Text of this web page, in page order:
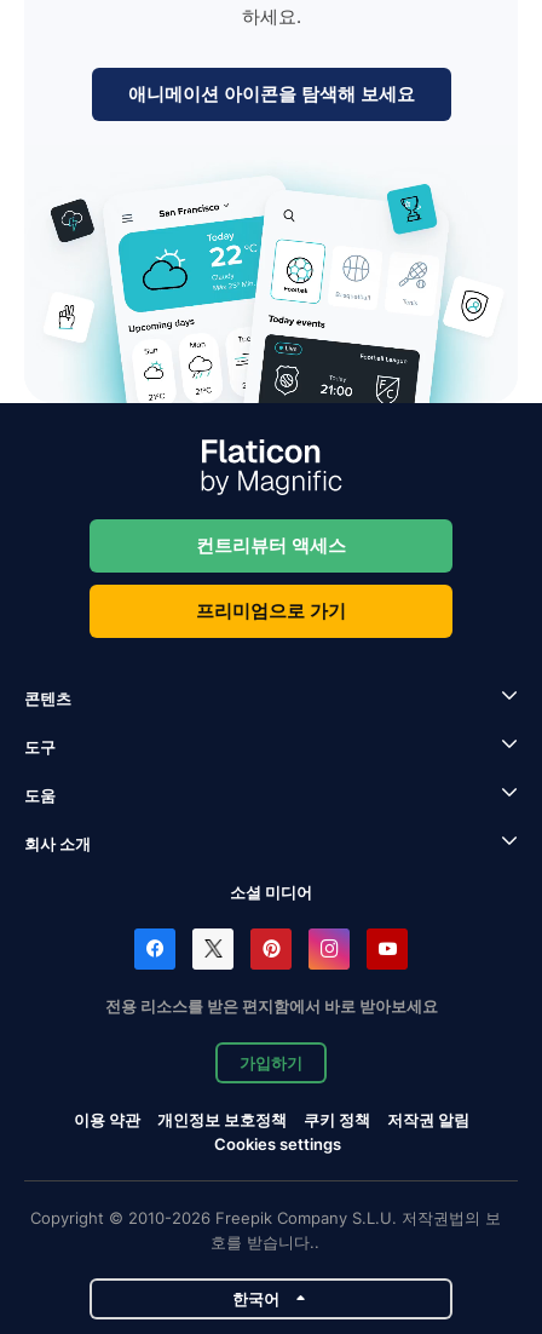
하세요.
애니메이션 아이콘을 탐색해 보세요
컨트리뷰터 액세스
프리미엄으로 가기
콘텐츠
도구
도움
회사 소개
소셜 미디어
전용 리소스를 받은 편지함에서 바로 받아보세요
가입하기
이용 약관 개인정보 보호정책 쿠키 정책
저작권 알림
Cookies settings
Copyright © 2010-2026 Freepik Company S.L.U. 저작권법의 보
호를 받습니다..
한국어